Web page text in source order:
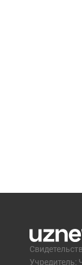
Учредитель: